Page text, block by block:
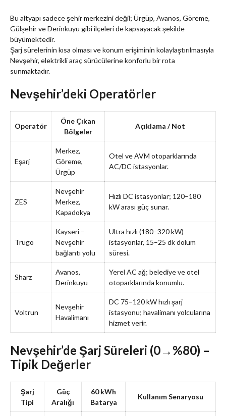
Bu altyapı sadece şehir merkezini değil; Ürgüp, Avanos, Göreme,
Gülşehir ve Derinkuyu gibi ilçeleri de kapsayacak şekilde
büyümektedir.
Şarj sürelerinin kısa olması ve konum erişiminin kolaylaştırılmasıyla
Nevşehir, elektrikli araç sürücülerine konforlu bir rota
sunmaktadır.
Nevşehir’deki Operatörler
Operatör
Öne Çıkan
Bölgeler
Açıklama / Not
Eşarj
Merkez,
Göreme,
Ürgüp
Otel ve AVM otoparklarında
AC/DC istasyonlar.
ZES
Nevşehir
Merkez,
Kapadokya
Hızlı DC istasyonlar; 120–180
kW arası güç sunar.
Trugo
Kayseri –
Nevşehir
bağlantı yolu
Ultra hızlı (180–320 kW)
istasyonlar, 15–25 dk dolum
süresi.
Sharz
Avanos,
Derinkuyu
Yerel AC ağ; belediye ve otel
otoparklarında konumlu.
Voltrun
Nevşehir
Havalimanı
DC 75–120 kW hızlı şarj
istasyonu; havalimanı yolcularına
hizmet verir.
Nevşehir’de Şarj Süreleri (0→%80) –
Tipik Değerler
Şarj
Tipi
Güç
Aralığı
60 kWh
Batarya
Kullanım Senaryosu